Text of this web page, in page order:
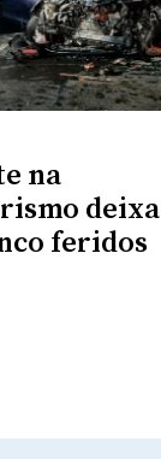
na
deixa
feridos